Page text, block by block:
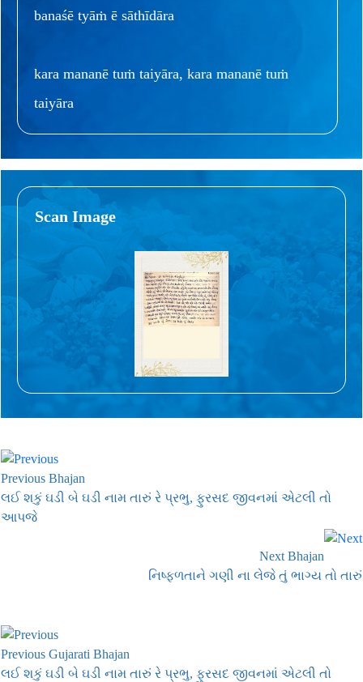
banaśē tyāṁ ē sāthīdāra
kara mananē tuṁ taiyāra, kara mananē tuṁ
taiyāra
Scan Image
Previous Bhajan
લઈ શકું ઘડી બે ઘડી નામ તારું રે પ્રભુ, ફુરસદ જીવનમાં એટલી તો
આપજે
Next Bhajan
નિષ્ફળતાને ગણી ના લેજે તું ભાગ્ય તો તારું
Previous Gujarati Bhajan
લઈ શકું ઘડી બે ઘડી નામ તારું રે પ્રભુ, ફુરસદ જીવનમાં એટલી તો